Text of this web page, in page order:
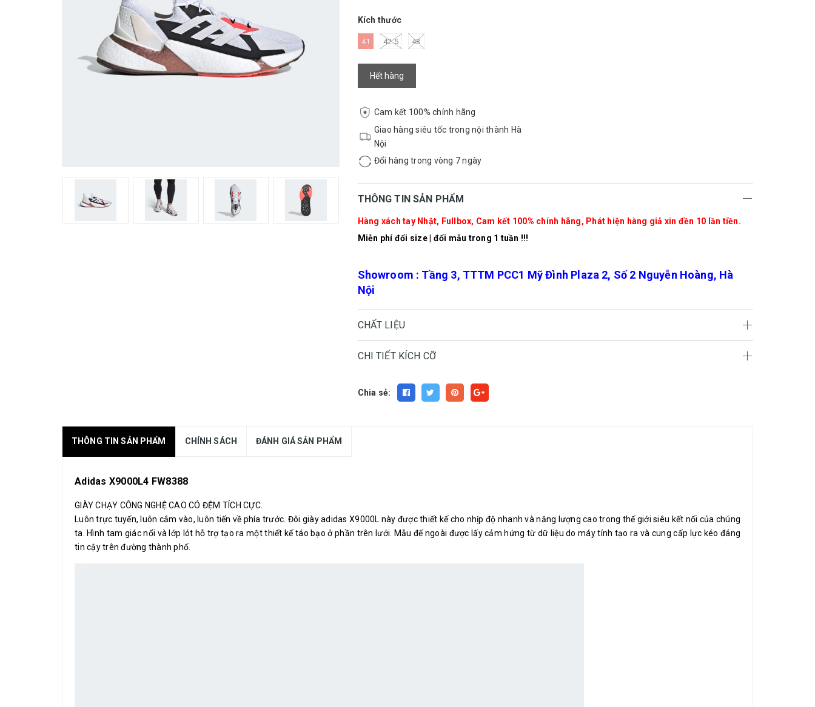
Kích thước
41 42.5 43
Hết hàng
Cam kết 100% chính hãng
Giao hàng siêu tốc trong nội thành Hà
Nội
Đổi hàng trong vòng 7 ngày
THÔNG TIN SẢN PHẨM
Hàng xách tay Nhật, Fullbox, Cam kết 100% chính hãng, Phát hiện hàng giả xin đền 10 lần tiền.
Miễn phí đổi size | đổi mẫu trong 1 tuần !!!
Showroom : Tầng 3, TTTM PCC1 Mỹ Đình Plaza 2, Số 2 Nguyễn Hoàng, Hà
Nội
CHẤT LIỆU
CHI TIẾT KÍCH CỠ
Chia sẻ:
THÔNG TIN SẢN PHẨM CHÍNH SÁCH ĐÁNH GIÁ SẢN PHẨM
Adidas X9000L4 FW8388
GIÀY CHẠY CÔNG NGHỆ CAO CÓ ĐỆM TÍCH CỰC.
Luôn trực tuyến, luôn cắm vào, luôn tiến về phía trước. Đôi giày adidas X9000L này được thiết kế cho nhịp độ nhanh và năng lượng cao trong thế giới siêu kết nối của chúng
ta. Hình tam giác nổi và lớp lót hỗ trợ tạo ra một thiết kế táo bạo ở phần trên lưới. Mẫu đế ngoài được lấy cảm hứng từ dữ liệu do máy tính tạo ra và cung cấp lực kéo đáng
tin cậy trên đường thành phố.